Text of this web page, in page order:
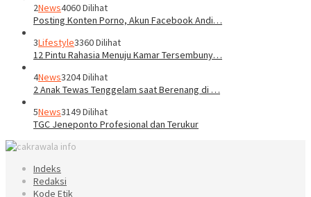
2News4060 Dilihat
Posting Konten Porno, Akun Facebook Andi…
3Lifestyle3360 Dilihat
12 Pintu Rahasia Menuju Kamar Tersembuny…
4News3204 Dilihat
2 Anak Tewas Tenggelam saat Berenang di …
5News3149 Dilihat
TGC Jeneponto Profesional dan Terukur
Indeks
Redaksi
Kode Etik